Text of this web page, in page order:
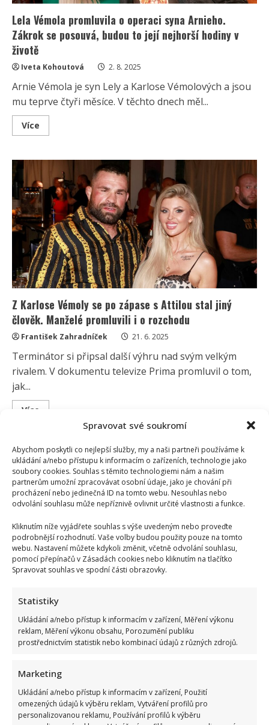
Spravovat své soukromí
Abychom poskytli co nejlepší služby, my a naši partneři používáme k
ukládání a/nebo přístupu k informacím o zařízeních, technologie jako
soubory cookies. Souhlas s těmito technologiemi nám a našim
partnerům umožní zpracovávat osobní údaje, jako je chování při
procházení nebo jedinečná ID na tomto webu. Nesouhlas nebo
odvolání souhlasu může nepříznivě ovlivnit určité vlastnosti a funkce.
Kliknutím níže vyjádřete souhlas s výše uvedeným nebo proveďte
podrobnější rozhodnutí. Vaše volby budou použity pouze na tomto
webu. Nastavení můžete kdykoli změnit, včetně odvolání souhlasu,
pomocí přepínačů v Zásadách cookies nebo kliknutím na tlačítko
Spravovat souhlas ve spodní části obrazovky.
Statistiky
Ukládání a/nebo přístup k informacím v zařízení, Měření výkonu
reklam, Měření výkonu obsahu, Porozumění publiku
prostřednictvím statistik nebo kombinací údajů z různých zdrojů.
Marketing
Ukládání a/nebo přístup k informacím v zařízení, Použití
omezených údajů k výběru reklam, Vytváření profilů pro
personalizovanou reklamu, Používání profilů k výběru
Lela Vémola promluvila o operaci syna Arnieho.
Zákrok se posouvá, budou to její nejhorší hodiny v
životě
Iveta Kohoutová 2. 8. 2025
Arnie Vémola je syn Lely a Karlose Vémolových a jsou
mu teprve čtyři měsíce. V těchto dnech měl...
Více
more
Vémola
operaci
syna
Arnieho.
Zákrok
se
posouvá,
budou
to
její
nejhorší
hodiny
v
životě
Z Karlose Vémoly se po zápase s Attilou stal jiný
člověk. Manželé promluvili i o rozchodu
František Zahradníček 21. 6. 2025
Terminátor si připsal další výhru nad svým velkým
rivalem. V dokumentu televize Prima promluvil o tom,
jak...
Více Read
Vémoly
se
po
zápase
s
Attilou
stal
jiný
Manželé
promluvili
i
o
rozchodu
Karlos se pochlubil dojemnou fotografií
Iveta Kohoutová 12. 4. 2025
Lela Ceterová a Karlos Vémola přivítali na svět třetího
společného potomka, syna jménem Arnold.
VíceRead
more
about
Lela
Ceterová
porodila